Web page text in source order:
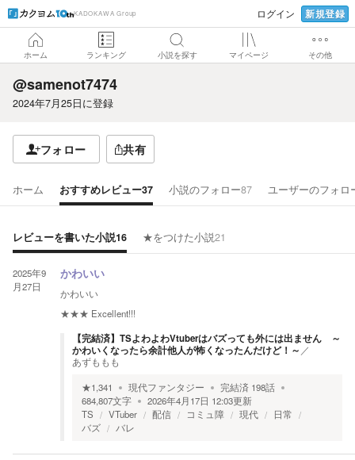
KADOKAWA Group ログイン 新規登録
ホーム ランキング 小説を探す マイページ その他
@samenot7474
2024年7月25日に登録
フォロー 共有
ホーム おすすめレビュー37 小説のフォロー87 ユーザーのフォロ
レビューを書いた小説16 ★をつけた小説21
2025年9
月27日
かわいい
かわいい
★★★ Excellent!!!
【完結済】TSよわよわVtuberはバズっても外には出ません ～
かわいくなったら余計他人が怖くなったんだけど！～ ／
あずももも
★1,341 現代ファンタジー 完結済 198話
684,807文字 2026年4月17日 12:03更新
TS
VTuber 配信 コミュ障 現代
日常
バズ
バレ